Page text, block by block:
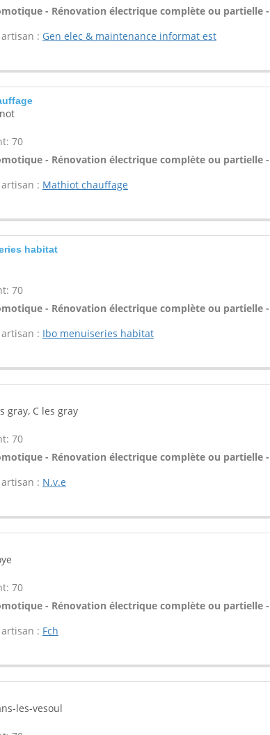
- Rénovation électrique complète ou partielle -
: Gen elec & maintenance informat est
70
- Rénovation électrique complète ou partielle -
: Mathiot chauffage
habitat
70
- Rénovation électrique complète ou partielle -
: Ibo menuiseries habitat
gray, C les gray
70
- Rénovation électrique complète ou partielle -
: N.v.e
70
- Rénovation électrique complète ou partielle -
: Fch
les-vesoul